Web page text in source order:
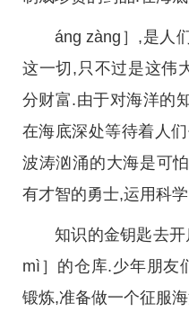
áng zàng］,是人
这一切,只不过是这伟
分财富.由于对海洋的
在海底深处等待着人
波涛汹涌的大海是可
有才智的勇士,运用科学
知识的金钥匙去
mì］的仓库.少年朋友
锻炼,准备做一个征服